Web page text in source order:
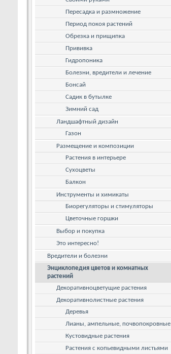
Пересадка и размножение
Период покоя растений
Обрезка и прищипка
Прививка
Гидропоника
Болезни, вредители и лечение
Бонсай
Садик в бутылке
Зимний сад
Ландшафтный дизайн
Газон
Размещение и композиции
Растения в интерьере
Сухоцветы
Балкон
Инструменты и химикаты
Биорегуляторы и стимуляторы
Цветочные горшки
Выбор и покупка
Это интересно!
Вредители и болезни
Энциклопедия цветов и комнатных
растений
Декоративноцветущие растения
Декоративнолистные растения
Деревья
Лианы, ампельные, почвопокровные
Кустовидные растения
Растения с копьевидными листьями